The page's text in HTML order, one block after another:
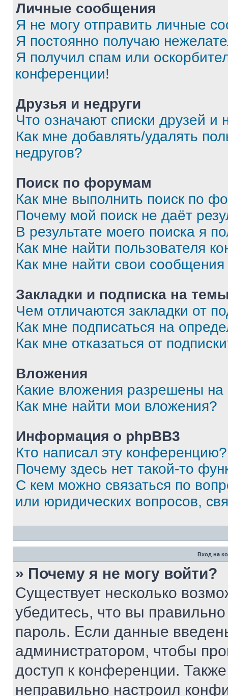
Личные сообщения
Я не могу отправить личные
Я постоянно получаю
Я получил спам или
конференции!
Друзья и недруги
Что означают списки друзей и
Как мне добавлять/удалять
недругов?
Поиск по форумам
Как мне выполнить поиск по
Почему мой поиск не даёт
В результате моего поиска я
Как мне найти пользователя
Как мне найти свои
Закладки и подписка на
Чем отличаются закладки от
Как мне подписаться на
Как мне отказаться от
Вложения
Какие вложения разрешены
Как мне найти мои вложения?
Информация о phpBB3
Кто написал эту конференцию?
Почему здесь нет такой-то
С кем можно связаться по
или юридических вопросов,
Вход на
» Почему я не могу войти?
Существует несколько
убедитесь, что вы
пароль. Если данные
администратором, чтобы
доступ к конференции.
неправильно настроил